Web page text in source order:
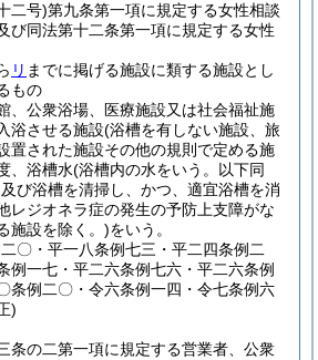
二号)第九条第一項に規定する女性相談
び同法第十二条第一項に規定する女性
リ までに掲げる施設に類する施設とし
もの
、公衆浴場、医療施設又は社会福祉施
浴させる施設(浴槽を有しない施設、旅
置された施設その他の規則で定める施
、浴槽水(浴槽内の水をいう。以下同
び浴槽を清掃し、かつ、適宜浴槽を消
レジオネラ症の発生の予防上支障がな
施設を除く。)をいう。
〇・平一八条例七三・平二四条例二
例一七・平二六条例七六・平二六条例
条例二〇・令六条例一四・令七条例六
)
条の二第一項に規定する営業者、公衆